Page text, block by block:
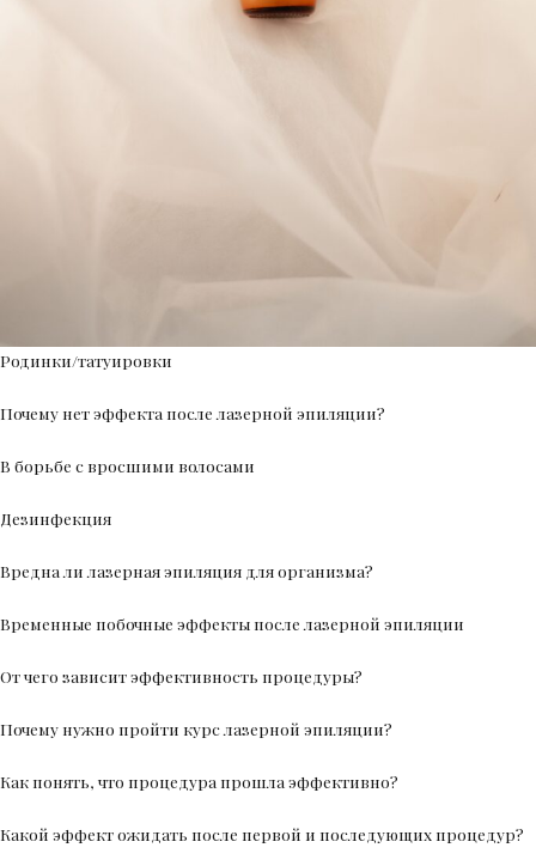
Родинки/татуировки
Почему нет эффекта после лазерной эпиляции?
В борьбе с вросшими волосами
Дезинфекция
Вредна ли лазерная эпиляция для организма?
Временные побочные эффекты после лазерной эпиляции
От чего зависит эффективность процедуры?
Почему нужно пройти курс лазерной эпиляции?
Как понять, что процедура прошла эффективно?
Какой эффект ожидать после первой и последующих процедур?